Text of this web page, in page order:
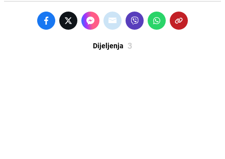
Dijeljenja 3